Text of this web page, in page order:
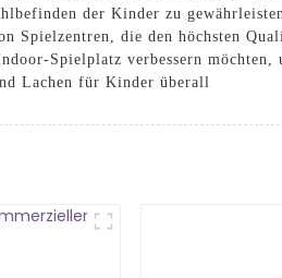
der Kinder zu
Spielzentren, die den höchsten
Spielplatz verbessern
Lachen für Kinder überall